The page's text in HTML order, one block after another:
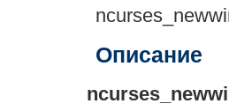
Описание